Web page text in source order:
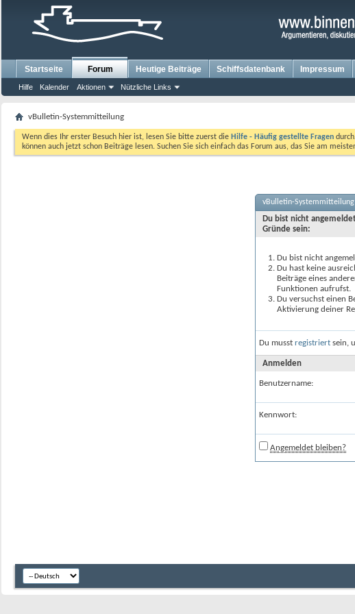
Startseite Forum
Hilfe Kalender Aktionen Nützliche Links
Heutige Beiträge Schiffsdatenbank Impressum
vBulletin-Systemmitteilung
Wenn dies Ihr erster Besuch hier ist, lesen Sie bitte zuerst die Hilfe - Häufig gestellte Fragen
können auch jetzt schon Beiträge lesen. Suchen Sie sich einfach das Forum aus, das Sie am
vBulletin-Systemmitteilung
Du bist nicht
Gründe sein:
Du bist nicht
Du hast keine
Beiträge eines
Funktionen aufrufst.
Du versuchst einen
Aktivierung deiner
Du musst registriert sein,
Anmelden
Benutzername:
Kennwort:
Angemeldet bleiben?